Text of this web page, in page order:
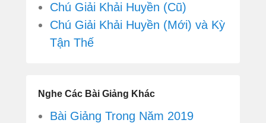
Chú Giải Khải Huyền (Cũ)
Chú Giải Khải Huyền (Mới) và Kỳ
Tận Thế
Nghe Các Bài Giảng Khác
Bài Giảng Trong Năm 2019